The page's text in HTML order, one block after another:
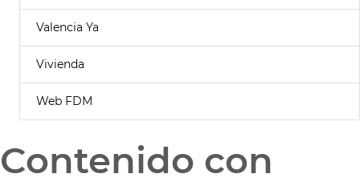
Valencia Ya
Vivienda
Web FDM
Contenido con